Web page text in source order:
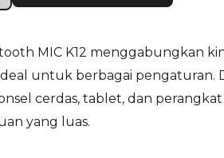
MIC K12 menggabungkan
untuk berbagai
cerdas, tablet, dan
yang luas.